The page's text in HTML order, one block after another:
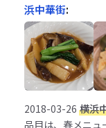
浜中華街:
2018-03-26 横浜
品目は、春メニュ